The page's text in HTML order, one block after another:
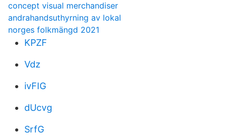
concept visual merchandiser
andrahandsuthyrning av lokal
norges folkmängd 2021
KPZF
Vdz
ivFIG
dUcvg
SrfG